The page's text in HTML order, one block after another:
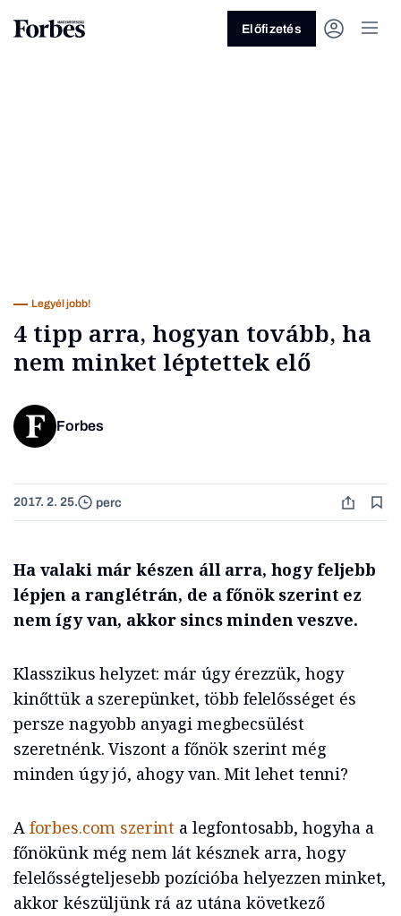
Üzlet
Előfizetés
Legyél jobb!
4 tipp arra, hogyan tovább, ha
nem minket léptettek elő
Forbes
2017. 2. 25. perc
Ha valaki már készen áll arra, hogy feljebb
lépjen a ranglétrán, de a főnök szerint ez
nem így van, akkor sincs minden veszve.
Klasszikus helyzet: már úgy érezzük, hogy
kinőttük a szerepünket, több felelősséget és
persze nagyobb anyagi megbecsülést
szeretnénk. Viszont a főnök szerint még
minden úgy jó, ahogy van. Mit lehet tenni?
A forbes.com szerint a legfontosabb, hogyha a
főnökünk még nem lát késznek arra, hogy
felelősségteljesebb pozícióba helyezzen minket,
akkor készüljünk rá az utána következő